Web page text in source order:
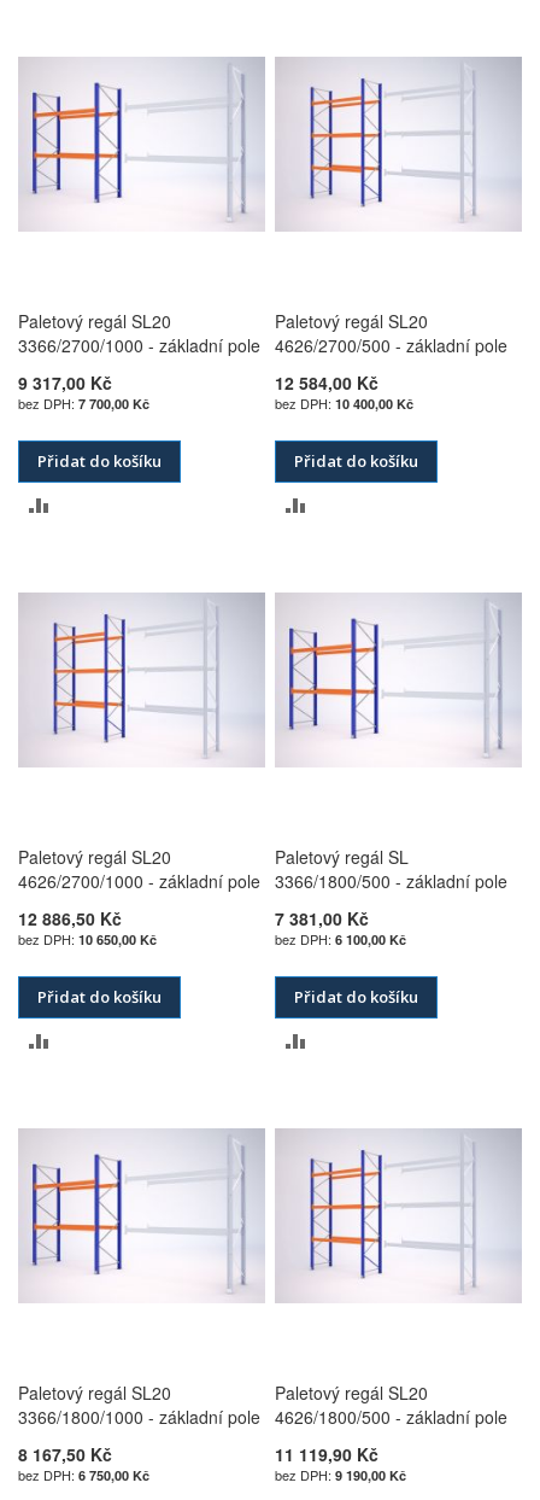
POROVNÁNÍ
POROVNÁNÍ
Paletový regál SL20
3366/2700/1000 - základní pole
9 317,00 Kč
7 700,00 Kč
Přidat do košíku
POROVNÁNÍ
Paletový regál SL20
4626/2700/500 - základní pole
12 584,00 Kč
10 400,00 Kč
Přidat do košíku
POROVNÁNÍ
Paletový regál SL20
4626/2700/1000 - základní pole
12 886,50 Kč
10 650,00 Kč
Přidat do košíku
POROVNÁNÍ
Paletový regál SL
3366/1800/500 - základní pole
7 381,00 Kč
6 100,00 Kč
Přidat do košíku
POROVNÁNÍ
Paletový regál SL20
3366/1800/1000 - základní pole
8 167,50 Kč
6 750,00 Kč
Paletový regál SL20
4626/1800/500 - základní pole
11 119,90 Kč
9 190,00 Kč